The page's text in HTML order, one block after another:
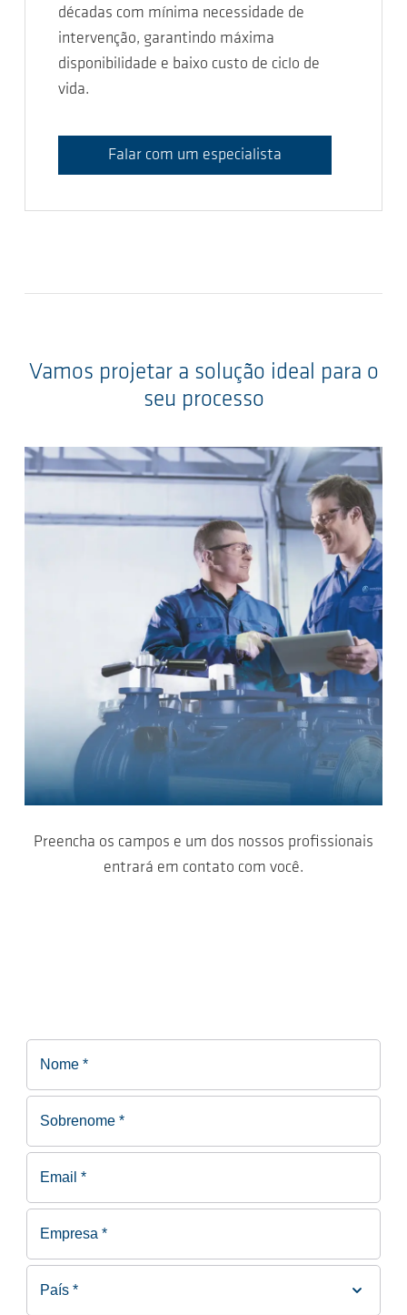
décadas com mínima necessidade de
intervenção, garantindo máxima
disponibilidade e baixo custo de ciclo de
vida.
Falar com um especialista
Vamos projetar a solução ideal para o
seu processo
Preencha os campos e um dos nossos profissionais
entrará em contato com você.